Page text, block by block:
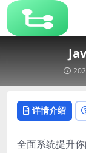
详情介绍
全面系统提升